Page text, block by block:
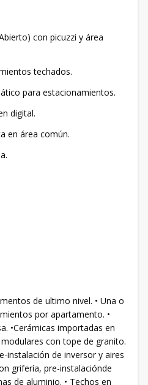
con picuzzi y área
techados.
para estacionamientos.
digital.
en área común.
de ultimo nivel. • Una o
por apartamento. •
•Cerámicas importadas en
con tope de granito.
instalación de inversor y aires
grifería, pre-instalaciónde
de aluminio. • Techos en